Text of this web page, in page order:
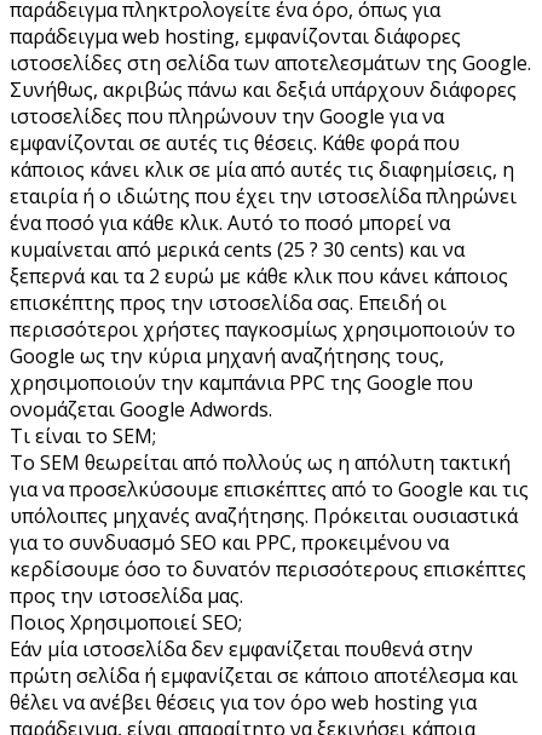
παράδειγμα πληκτρολογείτε ένα όρο, όπως για
παράδειγμα web hosting, εμφανίζονται διάφορες
ιστοσελίδες στη σελίδα των αποτελεσμάτων της Google.
Συνήθως, ακριβώς πάνω και δεξιά υπάρχουν διάφορες
ιστοσελίδες που πληρώνουν την Google για να
εμφανίζονται σε αυτές τις θέσεις. Κάθε φορά που
κάποιος κάνει κλικ σε μία από αυτές τις διαφημίσεις, η
εταιρία ή ο ιδιώτης που έχει την ιστοσελίδα πληρώνει
ένα ποσό για κάθε κλικ. Αυτό το ποσό μπορεί να
κυμαίνεται από μερικά cents (25 ? 30 cents) και να
ξεπερνά και τα 2 ευρώ με κάθε κλικ που κάνει κάποιος
επισκέπτης προς την ιστοσελίδα σας. Επειδή οι
περισσότεροι χρήστες παγκοσμίως χρησιμοποιούν το
Google ως την κύρια μηχανή αναζήτησης τους,
χρησιμοποιούν την καμπάνια PPC της Google που
ονομάζεται Google Adwords.
Τι είναι το SEM;
Το SEM θεωρείται από πολλούς ως η απόλυτη τακτική
για να προσελκύσουμε επισκέπτες από το Google και τις
υπόλοιπες μηχανές αναζήτησης. Πρόκειται ουσιαστικά
για το συνδυασμό SEO και PPC, προκειμένου να
κερδίσουμε όσο το δυνατόν περισσότερους επισκέπτες
προς την ιστοσελίδα μας.
Ποιος Χρησιμοποιεί SEO;
Εάν μία ιστοσελίδα δεν εμφανίζεται πουθενά στην
πρώτη σελίδα ή εμφανίζεται σε κάποιο αποτέλεσμα και
θέλει να ανέβει θέσεις για τον όρο web hosting για
παράδειγμα, είναι απαραίτητο να ξεκινήσει κάποια